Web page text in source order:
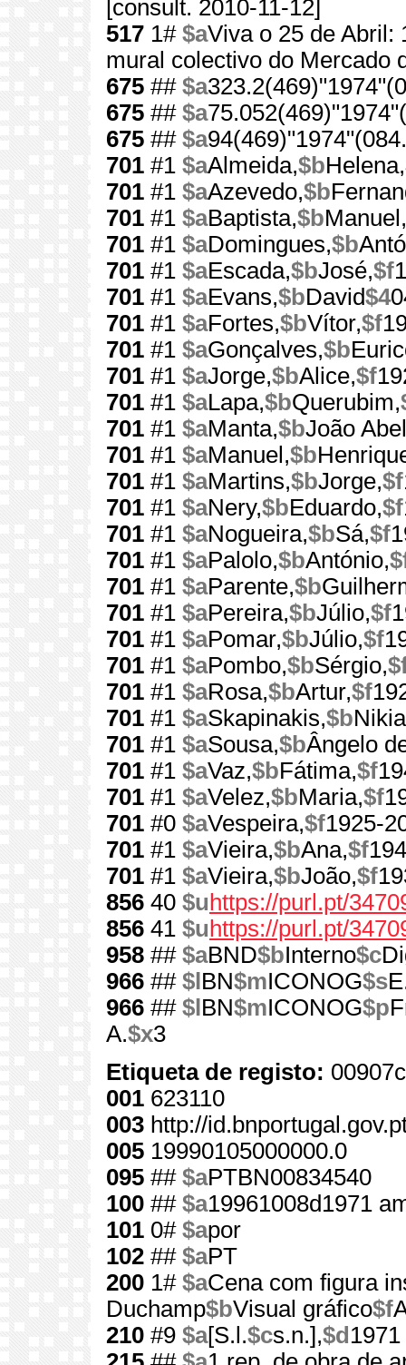
[consult. 2010-11-12]
517 1# $aViva o 25 de Abril:
mural colectivo do Mercado
675 ## $a
675 ## $a
675 ## $a
701 #1 $aAlmeida,$bHelena,
701 #1 $aAzevedo,$b
701 #1 $aBaptista,$bManuel,
701 #1 $aDomingues,$b
701 #1 $aEscada,$bJosé,$f
701 #1 $aEvans,$bDavid$4
701 #1 $aFortes,$bVítor,$f
701 #1 $aGonçalves,$b
701 #1 $aJorge,$bAlice,$f
701 #1 $aLapa,$bQuerubim,
701 #1 $aManta,$bJoão
701 #1 $aManuel,$b
701 #1 $aMartins,$bJorge,$f
701 #1 $aNery,$bEduardo,$f
701 #1 $aNogueira,$bSá,$f
701 #1 $aPalolo,$bAntónio,
701 #1 $aParente,$b
701 #1 $aPereira,$bJúlio,$f
701 #1 $aPomar,$bJúlio,$f
701 #1 $aPombo,$bSérgio,
701 #1 $aRosa,$bArtur,$f
701 #1 $aSkapinakis,$b
701 #1 $aSousa,$bÂngelo
701 #1 $aVaz,$bFátima,$f
701 #1 $aVelez,$bMaria,$f
701 #0 $aVespeira,$f1925-
701 #1 $aVieira,$bAna,$f
701 #1 $aVieira,$bJoão,$f
856 40 $u https://purl.pt/
856 41 $u https://purl.pt/
958 ## $aBND$bInterno$c
966 ## $l BN$mICONOG$s
966 ## $l BN$mICONOG$p
A.$x3
Etiqueta de registo:
001 623110
003 http://
005 19990105000000.0
095 ## $aPTBN00834540
100 ## $a19961008d1971
101 0# $apor
102 ## $aPT
200 1# $aCena com figura
Duchamp$bVisual gráfico$f
210 #9 $a[S.l.$cs.n.],$d 1971